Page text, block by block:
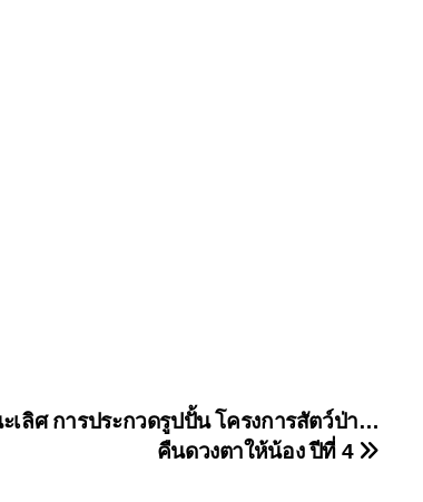
เลิศ การประกวดรูปปั้น โครงการสัตว์ป่า…
คืนดวงตาให้น้อง ปีที่ 4